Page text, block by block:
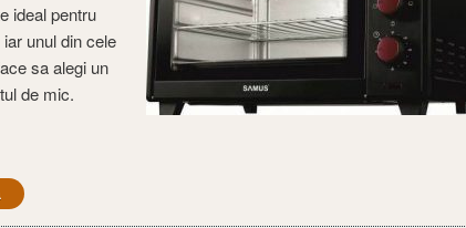
ideal pentru
unul din cele
sa alegi un
de mic.